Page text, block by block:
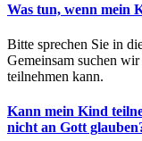
Was tun, wenn mein
Bitte sprechen Sie in
Gemeinsam suchen
teilnehmen kann.
Kann mein Kind
nicht an Gott